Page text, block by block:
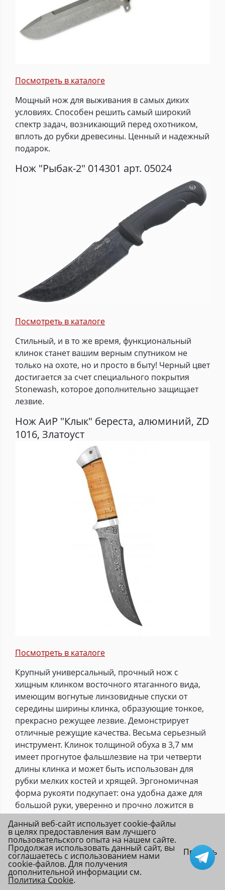
Главная
Посмотреть в каталоге
Мощный нож для выживания в самых диких
условиях. Способен решить самый широкий
спектр задач, возникающий перед охотником,
вплоть до рубки древесины. Ценный и надежный
подарок.
Нож "Рыбак-2" 014301 арт. 05024
Посмотреть в каталоге
Стильный, и в то же время, функциональный
клинок станет вашим верным спутником не
только на охоте, но и просто в быту! Черный цвет
достигается за счет специального покрытия
Stonewash, которое дополнительно защищает
лезвие.
Нож АиР "Клык" береста, алюминий, ZD
1016, Златоуст
Посмотреть в каталоге
Крупный универсальный, прочный нож с
хищным клинком восточного ятаганного вида,
имеющим вогнутые линзовидные спуски от
середины ширины клинка, образующие тонкое,
прекрасно режущее лезвие. Демонстрирует
отличные режущие качества. Весьма серьезный
инструмент. Клинок толщиной обуха в 3,7 мм
имеет прогнутое фальшлезвие на три четверти
длины клинка и может быть использован для
рубки мелких костей и хрящей. Эргономичная
форма рукояти подкупает: она удобна даже для
большой руки, уверенно и прочно ложится в
любую ладонь. А полноценная гарда не дает
соскользнуть пальцам при резах от себя.
Монтаж клинка сквозной, неразборный. На
навершии рукояти имеется отверстие под
темляк. Отличный выбор для большинства видов
работы в лесу.
Данный веб-сайт использует cookie-файлы
в целях предоставления вам лучшего
пользовательского опыта на нашем сайте.
Продолжая использовать данный сайт, вы
соглашаетесь с использованием нами
cookie-файлов. Для получения
дополнительной информации см.
Политика Cookie.
Принять